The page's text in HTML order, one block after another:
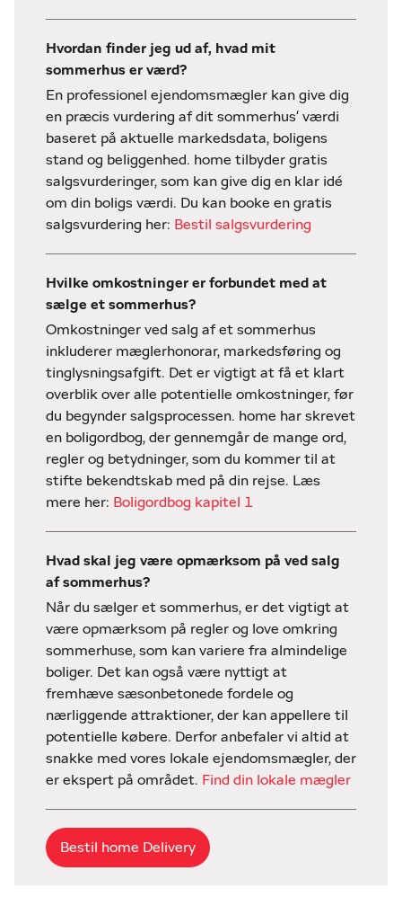
Hvordan finder jeg ud af, hvad mit
sommerhus er værd?
En professionel ejendomsmægler kan give dig
en præcis vurdering af dit sommerhus' værdi
baseret på aktuelle markedsdata, boligens
stand og beliggenhed. home tilbyder gratis
salgsvurderinger, som kan give dig en klar idé
om din boligs værdi. Du kan booke en gratis
salgsvurdering her: Bestil salgsvurdering
Hvilke omkostninger er forbundet med at
sælge et sommerhus?
Omkostninger ved salg af et sommerhus
inkluderer mæglerhonorar, markedsføring og
tinglysningsafgift. Det er vigtigt at få et klart
overblik over alle potentielle omkostninger, før
du begynder salgsprocessen. home har skrevet
en boligordbog, der gennemgår de mange ord,
regler og betydninger, som du kommer til at
stifte bekendtskab med på din rejse. Læs
mere her: Boligordbog kapitel 1
Hvad skal jeg være opmærksom på ved salg
af sommerhus?
Når du sælger et sommerhus, er det vigtigt at
være opmærksom på regler og love omkring
sommerhuse, som kan variere fra almindelige
boliger. Det kan også være nyttigt at
fremhæve sæsonbetonede fordele og
nærliggende attraktioner, der kan appellere til
potentielle købere. Derfor anbefaler vi altid at
snakke med vores lokale ejendomsmægler, der
er ekspert på området. Find din lokale mægler
Bestil home Delivery